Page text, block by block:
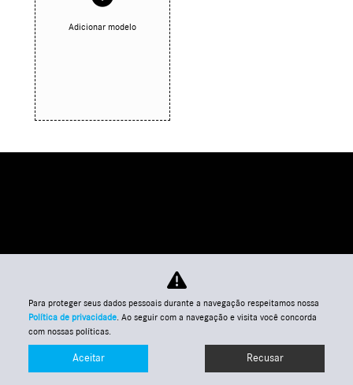
Adicionar modelo
Entre em contato WhatsApp
Para proteger seus dados pessoais durante a navegação respeitamos nossa
Política de privacidade . Ao seguir com a navegação e visita você concorda
com nossas políticas.
Aceitar Recusar